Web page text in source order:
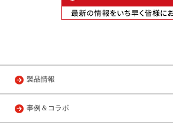
製品情報
事例＆コラボ